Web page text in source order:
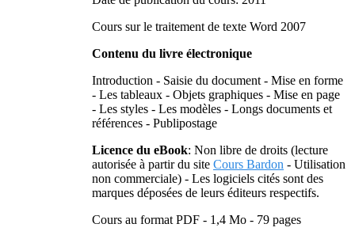
Cours sur le traitement de texte Word 2007
Contenu du livre électronique
Introduction - Saisie du document - Mise en forme
- Les tableaux - Objets graphiques - Mise en page
- Les styles - Les modèles - Longs documents et
références - Publipostage
Licence du eBook: Non libre de droits (lecture
autorisée à partir du site Cours Bardon - Utilisation
non commerciale) - Les logiciels cités sont des
marques déposées de leurs éditeurs respectifs.
Cours au format PDF - 1,4 Mo - 79 pages